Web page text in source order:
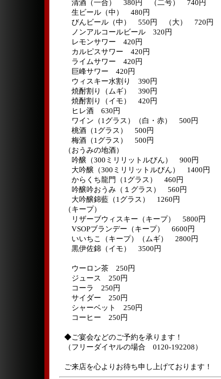
清酒（一合） 380円 （二号） 740円
生ビール（中） 480円
びんビール（中） 550円 （大） 720円
ノンアルコールビール 320円
レモンサワー 420円
カルピスサワー 420円
ライムサワー 420円
巨峰サワー 420円
ウィスキー水割り 390円
焼酎割り（ムギ） 390円
焼酎割り（イモ） 420円
ヒレ酒 630円
ワイン（1グラス）（白・赤） 500円
桃酒（1グラス） 500円
梅酒（1グラス） 500円
（おうみの地酒）
吟醸（300ミリリットルびん） 900円
大吟醸（300ミリリットルびん） 1400円
からくち龍門（1グラス） 460円
吟醸吟おうみ（１グラス） 560円
大吟醸錦藍（1グラス） 1260円
（キープ）
リザーブウィスキー（キープ） 5800円
VSOPブランデー（キープ） 6600円
いいちこ（キープ）（ムギ） 2800円
黒伊佐錦（イモ） 3500円
ウーロン茶 250円
ジュース 250円
コーラ 250円
サイダー 250円
シャーベット 250円
コーヒー 250円
◆ご宴会などのご予約を承ります！
（フリーダイヤルの場合 0120-192208）
ご来店を心よりお待ち申し上げております！